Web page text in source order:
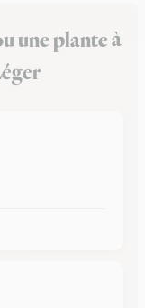
une plante à